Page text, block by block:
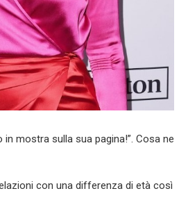
mostra sulla sua pagina!”. Cosa ne
con una differenza di età così